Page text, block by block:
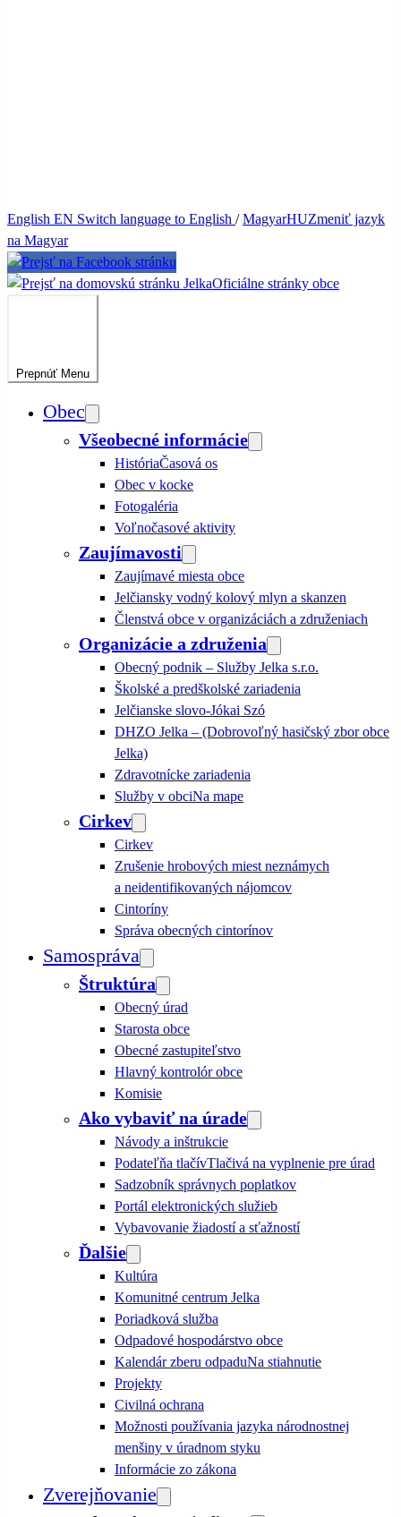
English EN Switch language to English /MagyarHUZmeniť jazyk
na Magyar
JelkaOficiálne stránky obce
Prepnúť Menu
Obec
Všeobecné informácie
HistóriaČasová os
Obec v kocke
Fotogaléria
Voľnočasové aktivity
Zaujímavosti
Zaujímavé miesta obce
Jelčiansky vodný kolový mlyn a skanzen
Členstvá obce v organizáciách a združeniach
Organizácie a združenia
Obecný podnik – Služby Jelka s.r.o.
Školské a predškolské zariadenia
Jelčianske slovo-Jókai Szó
DHZO Jelka – (Dobrovoľný hasičský zbor obce
Jelka)
Zdravotnícke zariadenia
Služby v obciNa mape
Cirkev
Cirkev
Zrušenie hrobových miest neznámych
a neidentifikovaných nájomcov
Cintoríny
Správa obecných cintorínov
Samospráva
Štruktúra
Obecný úrad
Starosta obce
Obecné zastupiteľstvo
Hlavný kontrolór obce
Komisie
Ako vybaviť na úrade
Návody a inštrukcie
Podateľňa tlačívTlačivá na vyplnenie pre úrad
Sadzobník správnych poplatkov
Portál elektronických služieb
Vybavovanie žiadostí a sťažností
Ďalšie
Kultúra
Komunitné centrum Jelka
Poriadková služba
Odpadové hospodárstvo obce
Kalendár zberu odpaduNa stiahnutie
Projekty
Civilná ochrana
Možnosti používania jazyka národnostnej
menšiny v úradnom styku
Informácie zo zákona
Zverejňovanie